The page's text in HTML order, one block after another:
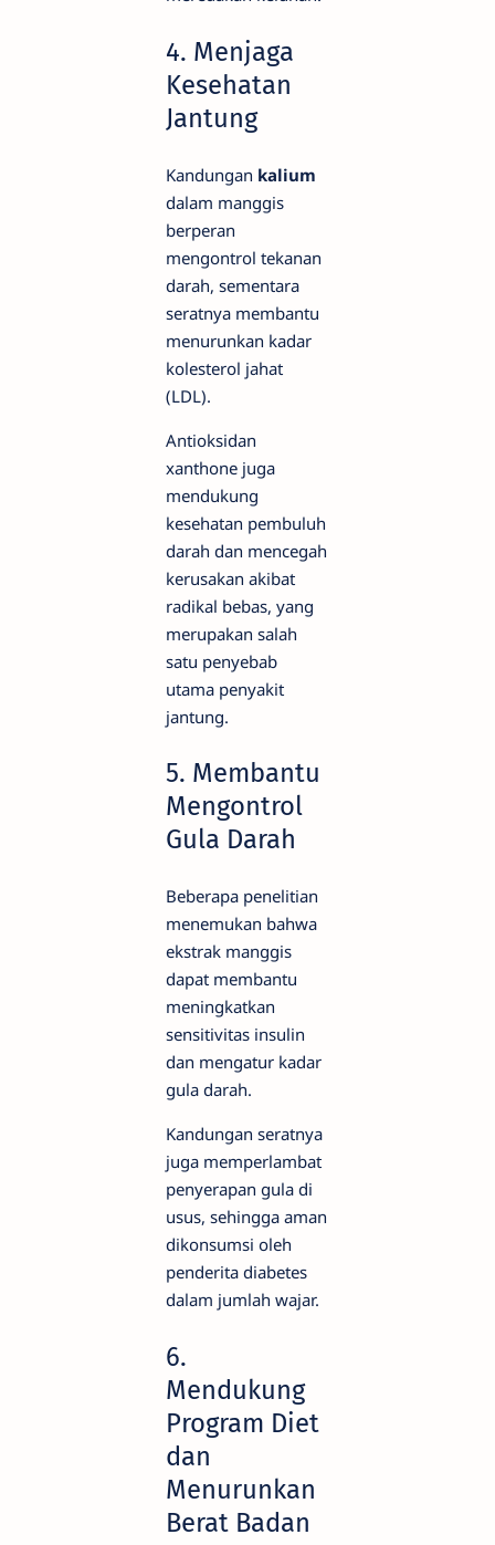
4. Menjaga
Kesehatan
Jantung
Kandungan kalium
dalam manggis
berperan
mengontrol tekanan
darah, sementara
seratnya membantu
menurunkan kadar
kolesterol jahat
(LDL).
Antioksidan
xanthone juga
mendukung
kesehatan pembuluh
darah dan mencegah
kerusakan akibat
radikal bebas, yang
merupakan salah
satu penyebab
utama penyakit
jantung.
5. Membantu
Mengontrol
Gula Darah
Beberapa penelitian
menemukan bahwa
ekstrak manggis
dapat membantu
meningkatkan
sensitivitas insulin
dan mengatur kadar
gula darah.
Kandungan seratnya
juga memperlambat
penyerapan gula di
usus, sehingga aman
dikonsumsi oleh
penderita diabetes
dalam jumlah wajar.
6.
Mendukung
Program Diet
dan
Menurunkan
Berat Badan